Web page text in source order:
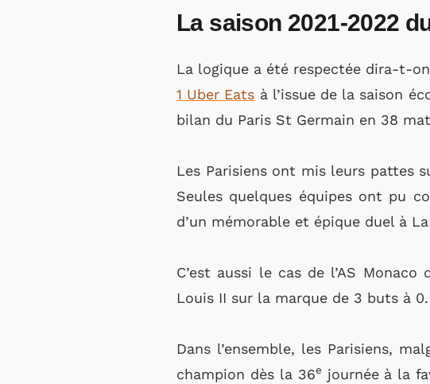
La saison 2021-2022
La logique a été respectée dira-t-
1 Uber Eats à l’issue de la saison
bilan du Paris St Germain en 38
Les Parisiens ont mis leurs pattes
Seules quelques équipes ont pu
d’un mémorable et épique duel à
C’est aussi le cas de l’AS
Louis II sur la marque de 3 buts à 0.
Dans l’ensemble, les Parisiens,
champion dès la 36e journée à la